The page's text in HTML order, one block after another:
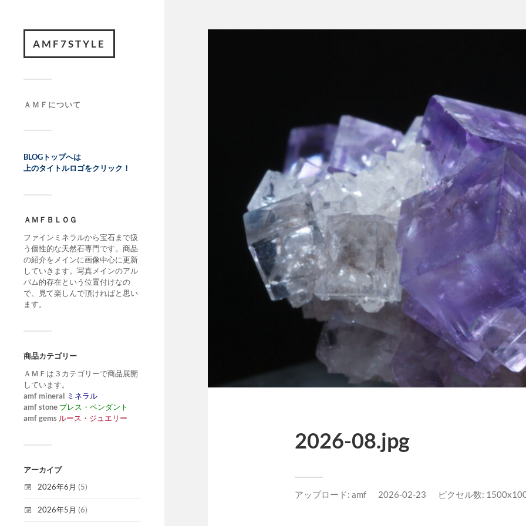
AMF7STYLE
ＡＭＦについて
BLOGトップへは
上のタイトルロゴをクリック！
ＡＭＦＢＬＯＧ
ファインミネラルから宝石まで扱
う個性的な天然石専門です。商品
の紹介をメインに画像中心に更新
していきます。写真メインのアル
バム的存在という位置付けなの
で、見て楽しんで頂ければと思い
ます。
商品カテゴリー
ＡＭＦは３カテゴリーで商品展開
しています。
amf mineral ミネラル
amf stone ブレス・ペンダント
amf gems ルース・ジュエリー
アーカイブ
2026年6月 (5)
2026年5月 (6)
2026-08.jpg
アップロード: amf 2026-02-23 ピクセル数: